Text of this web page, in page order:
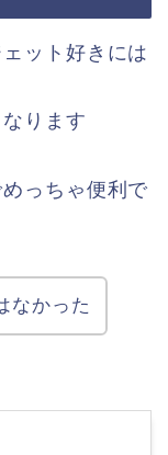
ット好きには
ります
っちゃ便利で
なかった